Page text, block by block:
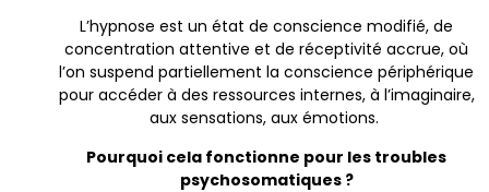
L’hypnose est un état de conscience modifié, de
concentration attentive et de réceptivité accrue, où
l’on suspend partiellement la conscience périphérique
pour accéder à des ressources internes, à l’imaginaire,
aux sensations, aux émotions.
Pourquoi cela fonctionne pour les troubles
psychosomatiques ?